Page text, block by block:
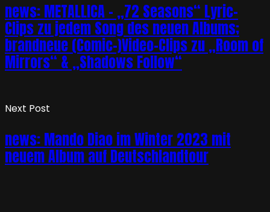
news: METALLICA – „72 Seasons“ Lyric-
Clips zu jedem Song des neuen Albums;
brandneue (Comic-)Video-Clips zu „Room of
Mirrors“ & „Shadows Follow“
Next Post
news: Mando Diao im Winter 2023 mit
neuem Album auf Deutschlandtour